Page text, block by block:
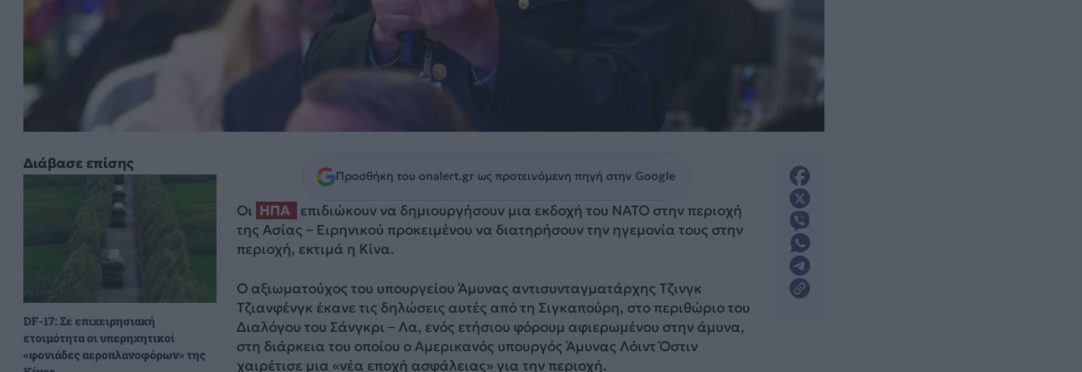
Διάβασε επίσης
DF-17: Σε επιχειρησιακή
ετοιμότητα οι υπερηχητικοί
«φονιάδες αεροπλανοφόρων» της
Προσθήκη του onalert.gr ως προτεινόμενη πηγή στην Google
Οι ΗΠΑ
επιδιώκουν να δημιουργήσουν μια εκδοχή του ΝΑΤΟ στην περιοχή
της Ασίας – Ειρηνικού προκειμένου να διατηρήσουν την ηγεμονία τους στην
περιοχή, εκτιμά η Κίνα.
Ο αξιωματούχος του υπουργείου Άμυνας αντισυνταγματάρχης Τζινγκ
Τζιανφένγκ έκανε τις δηλώσεις αυτές από τη Σιγκαπούρη, στο περιθώριο του
Διαλόγου του Σάνγκρι – Λα, ενός ετήσιου φόρουμ αφιερωμένου στην άμυνα,
στη διάρκεια του οποίου ο Αμερικανός υπουργός Άμυνας Λόιντ Όστιν
χαιρέτισε μια «νέα εποχή ασφάλειας» για την περιοχή.